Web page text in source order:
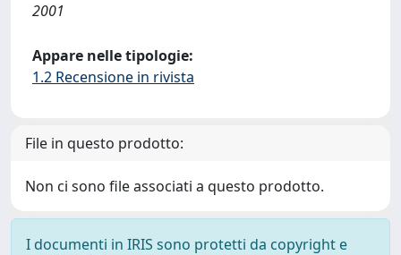
2001
Appare nelle tipologie:
1.2 Recensione in rivista
File in questo prodotto:
Non ci sono file associati a questo prodotto.
I documenti in IRIS sono protetti da copyright e